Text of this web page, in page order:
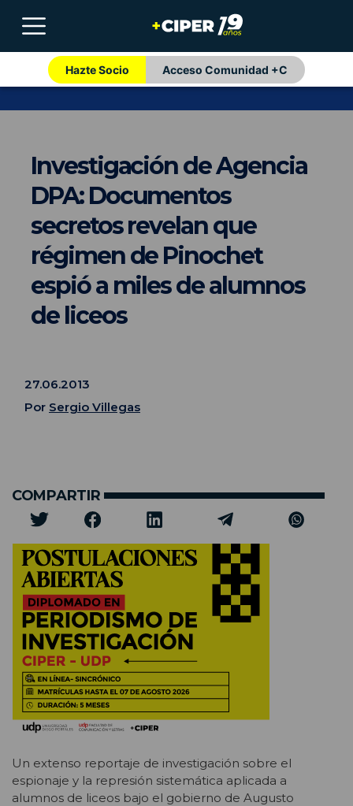
Hazte Socio Acceso Comunidad +C
Investigación de Agencia
DPA: Documentos
secretos revelan que
régimen de Pinochet
espió a miles de alumnos
de liceos
27.06.2013
Por Sergio Villegas
COMPARTIR
Un extenso reportaje de investigación sobre el
espionaje y la represión sistemática aplicada a
alumnos de liceos bajo el gobierno de Augusto